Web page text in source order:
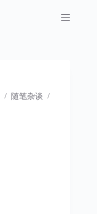
随笔杂谈